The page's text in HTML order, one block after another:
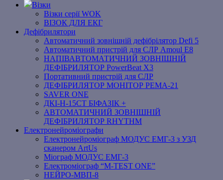
Візки
Візки серії WOK
ВІЗОК ДЛЯ ЕКГ
Дефібрилятори
Автоматичний зовнішній дефібрілятор Defi 5
Автоматичний пристрій для СЛР Amoul E8
НАПІВАВТОМАТИЧНИЙ ЗОВНІШНІЙ
ДЕФІБРИЛЯТОР PowerBeat X3
Портативний пристрій для СЛР
ДЕФІБРИЛЯТОР МОНІТОР РЕМА-21
SAVER ONE
ДКІ-Н-15СТ БІФАЗІК +
АВТОМАТИЧНИЙ ЗОВНІШНІЙ
ДЕФІБРИЛЯТОР RHYTHM
Електронейроміографи
Електронейроміограф МОДУС ЕМГ-3 з УЗД
сканером ArtUs
Міограф МОДУС ЕМГ-3
Електроміограф “M-TEST ONE”
НЕЙРО-МВП-8